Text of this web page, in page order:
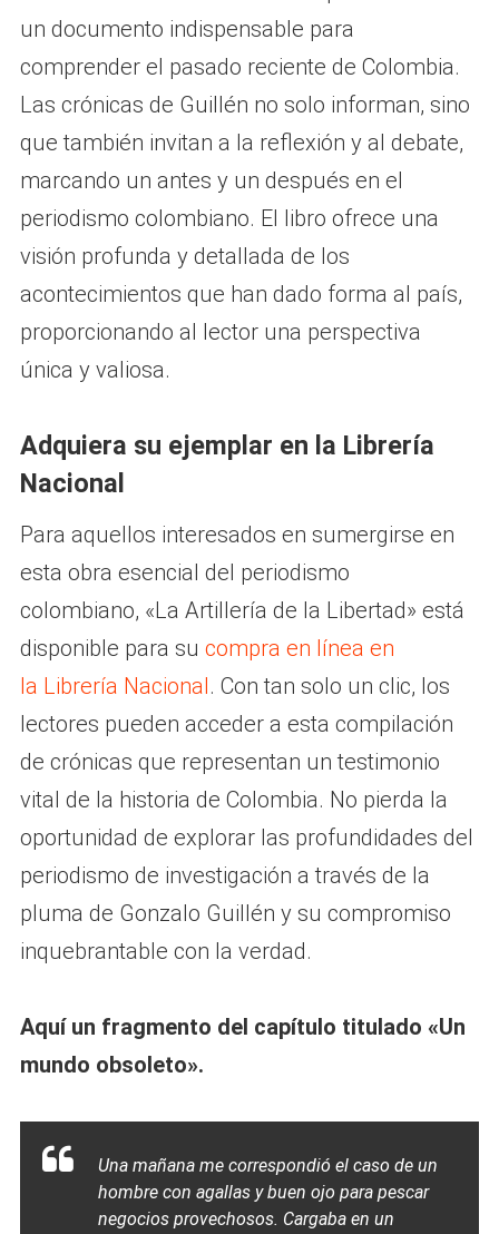
un documento indispensable para
comprender el pasado reciente de Colombia.
Las crónicas de Guillén no solo informan, sino
que también invitan a la reflexión y al debate,
marcando un antes y un después en el
periodismo colombiano. El libro ofrece una
visión profunda y detallada de los
acontecimientos que han dado forma al país,
proporcionando al lector una perspectiva
única y valiosa.
Adquiera su ejemplar en la Librería
Nacional
Para aquellos interesados en sumergirse en
esta obra esencial del periodismo
colombiano, «La Artillería de la Libertad» está
disponible para su compra en línea en
la Librería Nacional. Con tan solo un clic, los
lectores pueden acceder a esta compilación
de crónicas que representan un testimonio
vital de la historia de Colombia. No pierda la
oportunidad de explorar las profundidades del
periodismo de investigación a través de la
pluma de Gonzalo Guillén y su compromiso
inquebrantable con la verdad.
Aquí un fragmento del capítulo titulado «Un
mundo obsoleto».
Una mañana me correspondió el caso de un
hombre con agallas y buen ojo para pescar
negocios provechosos. Cargaba en un